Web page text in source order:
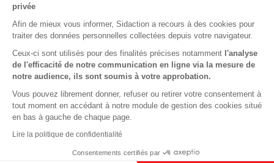
privée
Afin de mieux vous informer, Sidaction a recours à des cookies pour
traiter des données personnelles collectées depuis votre navigateur.
Ceux-ci sont utilisés pour des finalités précises notamment l'analyse
de l'efficacité de notre communication en ligne via la mesure de
notre audience, ils sont soumis à votre approbation.
Vous pouvez librement donner, refuser ou retirer votre consentement à
tout moment en accédant à notre module de gestion des cookies situé
en bas à gauche de chaque page.
Lire la politique de confidentialité
Consentements certifiés par
Contactez-nous
Newsletter
Nous suivre sur les réseaux :
This site uses cookies and gives you control over what you want to
En savoir plus